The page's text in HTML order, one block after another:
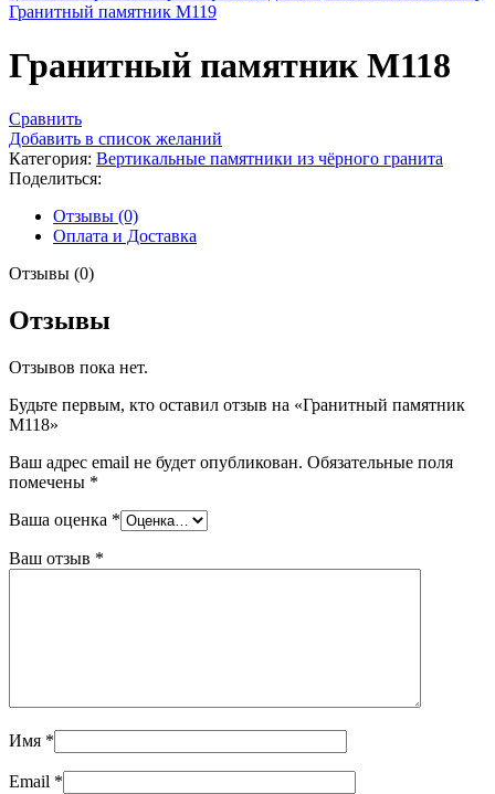
Гранитный памятник М119
Гранитный памятник М118
Сравнить
Добавить в список желаний
Категория: Вертикальные памятники из чёрного гранита
Поделиться:
Отзывы (0)
Оплата и Доставка
Отзывы (0)
Отзывы
Отзывов пока нет.
Будьте первым, кто оставил отзыв на «Гранитный памятник
М118»
Ваш адрес email не будет опубликован. Обязательные поля
помечены *
Ваша оценка *
Ваш отзыв *
Имя *
Email *